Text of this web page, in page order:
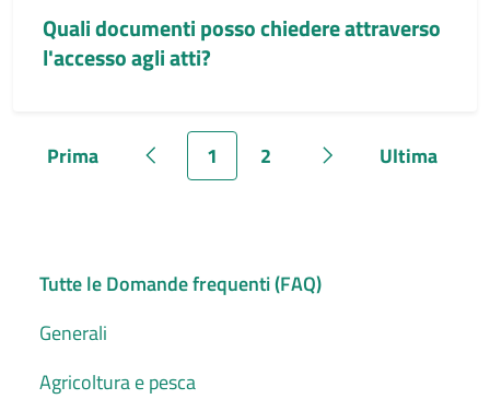
Quali documenti posso chiedere attraverso
l'accesso agli atti?
Pagina
Prima Pagina precedente
Pagina
1 Pagina
2 Pagina successiva
Pagina
Ultima
Tutte le Domande frequenti (FAQ)
Generali
Agricoltura e pesca